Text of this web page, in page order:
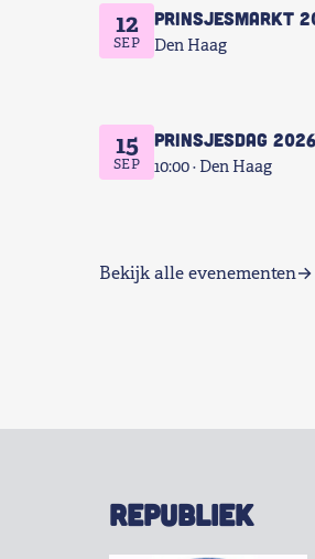
12
SEP
Prinsjesmarkt
Den Haag
15
SEP
Prinsjesdag 2026
10:00 Den Haag
Bekijk alle evenementen
REPUBLIEK